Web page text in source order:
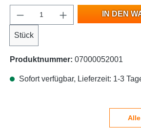
Stück
IN DEN
Produktnummer: 07000052001
Sofort verfügbar, Lieferzeit: 1-3